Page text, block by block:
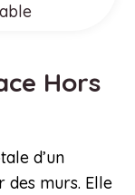
Hors
d’un
des murs. Elle